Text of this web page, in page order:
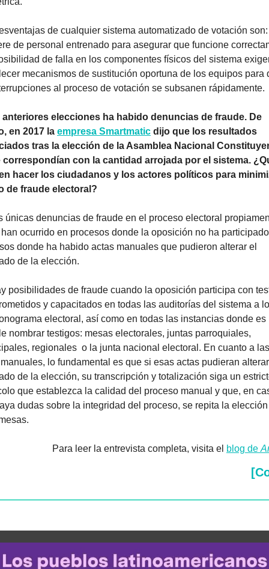
de cualquier sistema automatizado de votación son:
de personal entrenado para asegurar que funcione
de falla en los componentes físicos del sistema
mecanismos de sustitución oportuna de los equipos para
al proceso de votación se subsanen rápidamente.
elecciones ha habido denuncias de fraude. De
en 2017 la empresa Smartmatic dijo que los resultados
tras la elección de la Asamblea Nacional
correspondían con la cantidad arrojada por el sistema.
hacer los ciudadanos y los actores políticos para
de fraude electoral?
denuncias de fraude en el proceso electoral
ocurrido en procesos donde la oposición no ha
donde ha habido actas manuales que pudieron alterar el
de la elección.
posibilidades de fraude cuando la oposición participa con
y capacitados en todas las auditorías del sistema a
electoral, así como en todas las instancias donde es
nombrar testigos: mesas electorales, juntas parroquiales,
regionales  o la junta nacional electoral. En cuanto a las
lo fundamental es que si esas actas pudieran
de la elección, su transcripción y totalización siga un
que establezca la calidad del proceso manual y que, en
dudas sobre la integridad del proceso, se repita la
Para leer la entrevista completa, visita el blog de